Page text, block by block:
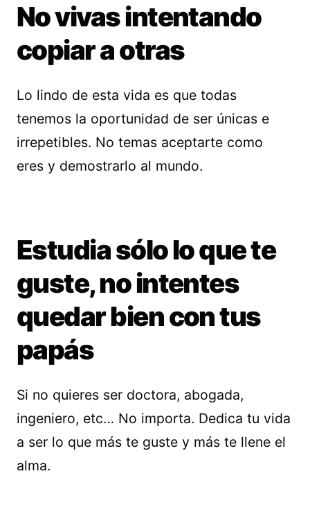
No vivas intentando
copiar a otras
Lo lindo de esta vida es que todas
tenemos la oportunidad de ser únicas e
irrepetibles. No temas aceptarte como
eres y demostrarlo al mundo.
Estudia sólo lo que te
guste, no intentes
quedar bien con tus
papás
Si no quieres ser doctora, abogada,
ingeniero, etc… No importa. Dedica tu vida
a ser lo que más te guste y más te llene el
alma.